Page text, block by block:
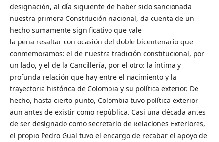
designación, al día siguiente de haber sido sancionada
nuestra primera Constitución nacional, da cuenta de un
hecho sumamente significativo que vale
la pena resaltar con ocasión del doble bicentenario que
conmemoramos: el de nuestra tradición constitucional, por
un lado, y el de la Cancillería, por el otro: la íntima y
profunda relación que hay entre el nacimiento y la
trayectoria histórica de Colombia y su política exterior. De
hecho, hasta cierto punto, Colombia tuvo política exterior
aun antes de existir como república. Casi una década antes
de ser designado como secretario de Relaciones Exteriores,
el propio Pedro Gual tuvo el encargo de recabar el apoyo de